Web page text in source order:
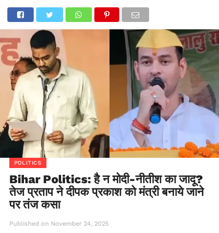
POLITICS
Bihar Politics: है न मोदी-नीतीश का जादू?
तेज प्रताप ने दीपक प्रकाश को मंत्री बनाये जाने
पर तंज कसा
Published on November 24, 2025